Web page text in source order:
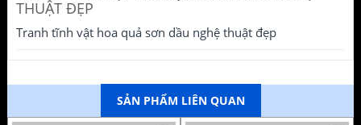
THUẬT ĐẸP
Tranh tĩnh vật hoa quả sơn dầu nghệ thuật đẹp
SẢN PHẨM LIÊN QUAN